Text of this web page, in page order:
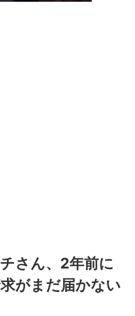
さん、2年前に
がまだ届かない